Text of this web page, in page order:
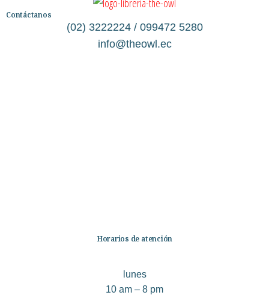
Contáctanos
(02) 3222224 / 099472 5280
info@theowl.ec
Horarios de atención
lunes
10 am – 8 pm